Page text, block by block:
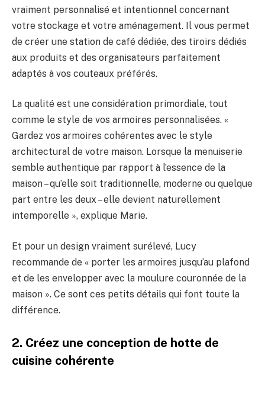
vraiment personnalisé et intentionnel concernant
votre stockage et votre aménagement. Il vous permet
de créer une station de café dédiée, des tiroirs dédiés
aux produits et des organisateurs parfaitement
adaptés à vos couteaux préférés.
La qualité est une considération primordiale, tout
comme le style de vos armoires personnalisées. «
Gardez vos armoires cohérentes avec le style
architectural de votre maison. Lorsque la menuiserie
semble authentique par rapport à l’essence de la
maison – qu’elle soit traditionnelle, moderne ou quelque
part entre les deux – elle devient naturellement
intemporelle », explique Marie.
Et pour un design vraiment surélevé, Lucy
recommande de « porter les armoires jusqu’au plafond
et de les envelopper avec la moulure couronnée de la
maison ». Ce sont ces petits détails qui font toute la
différence.
2. Créez une conception de hotte de
cuisine cohérente